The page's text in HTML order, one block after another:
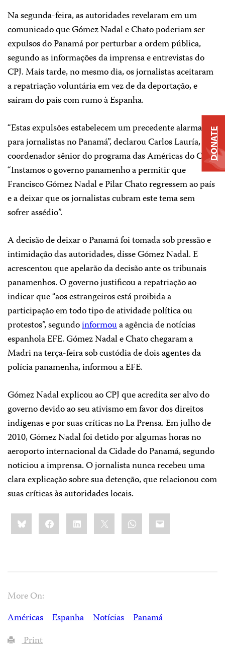
Na segunda-feira, as autoridades revelaram em um
comunicado que Gómez Nadal e Chato poderiam ser
expulsos do Panamá por perturbar a ordem pública,
segundo as informações da imprensa e entrevistas do
CPJ. Mais tarde, no mesmo dia, os jornalistas aceitaram
a repatriação voluntária em vez de da deportação, e
saíram do país com rumo à Espanha.
“Estas expulsões estabelecem um precedente alarmante
para jornalistas no Panamá”, declarou Carlos Lauría,
coordenador sênior do programa das Américas do CPJ.
“Instamos o governo panamenho a permitir que
Francisco Gómez Nadal e Pilar Chato regressem ao país
e a deixar que os jornalistas cubram este tema sem
sofrer assédio”.
A decisão de deixar o Panamá foi tomada sob pressão e
intimidação das autoridades, disse Gómez Nadal. E
acrescentou que apelarão da decisão ante os tribunais
panamenhos. O governo justificou a repatriação ao
indicar que “aos estrangeiros está proibida a
participação em todo tipo de atividade política ou
protestos”, segundoinformoua agência de notícias
espanhola EFE. Gómez Nadal e Chato chegaram a
Madri na terça-feira sob custódia de dois agentes da
polícia panamenha, informou a EFE.
Gómez Nadal explicou ao CPJ que acredita ser alvo do
governo devido ao seu ativismo em favor dos direitos
indígenas e por suas críticas no La Prensa. Em julho de
2010, Gómez Nadal foi detido por algumas horas no
aeroporto internacional da Cidade do Panamá, segundo
noticiou a imprensa. O jornalista nunca recebeu uma
clara explicação sobre sua detenção, que relacionou com
suas críticas às autoridades locais.
Share
this:BlueskyFacebookLinkedIn WhatsApp
Email
More On:
Américas
Espanha Notícias
Panamá
Print
DONATE